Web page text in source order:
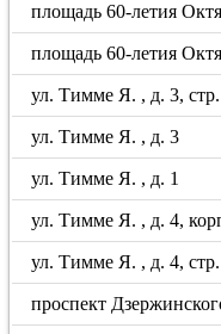
площадь 60-летия
площадь 60-летия
ул. Тимме Я. , д. 3, стр.
ул. Тимме Я. , д. 3
ул. Тимме Я. , д. 1
ул. Тимме Я. , д. 4,
ул. Тимме Я. , д. 4, стр.
проспект